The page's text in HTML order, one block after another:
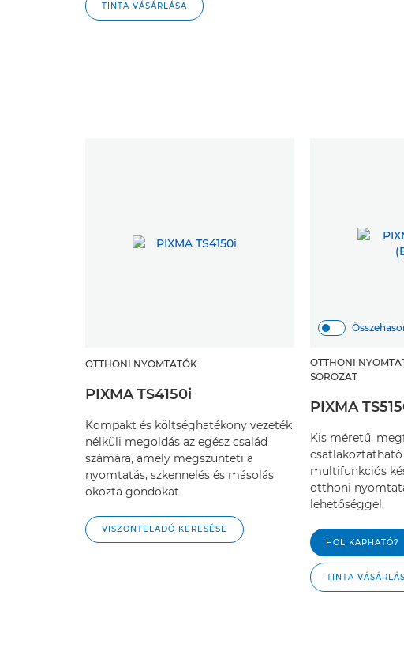
TINTA VÁSÁRLÁSA
OTTHONI NYOMTATÓK
PIXMA TS4150i
Kompakt és költséghatékony vezeték
nélküli megoldás az egész család
számára, amely megszünteti a
nyomtatás, szkennelés és másolás
okozta gondokat
VISZONTELADÓ KERESÉSE
OTTHONI
SOROZAT
PIXMA
Kis méretű,
csatlakoztatható
multifunkciós
otthoni
lehetőséggel.
HOL KAPHATÓ?
TINTA